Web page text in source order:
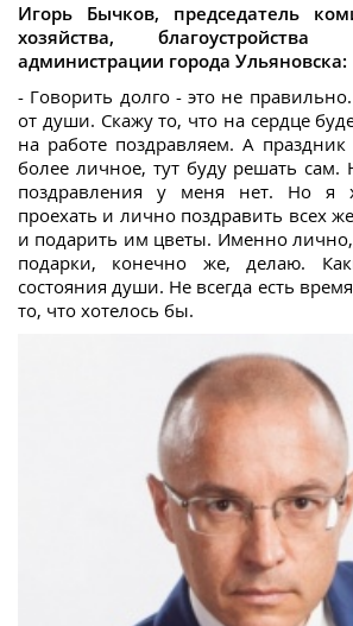
Игорь Бычков, председатель
хозяйства,
администрации города Ульяновска:
- Говорить долго - это не
от души. Скажу то, что на сердце
на работе поздравляем. А
более личное, тут буду решать сам.
поздравления у меня нет. Но я
проехать и лично поздравить всех
и подарить им цветы. Именно
подарки, конечно же, делаю.
состояния души. Не всегда есть
то, что хотелось бы.